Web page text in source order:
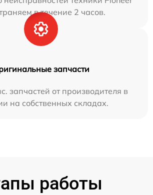
в течение 2 часов.
запчасти
запчастей от производителя в
на собственных складах.
работы